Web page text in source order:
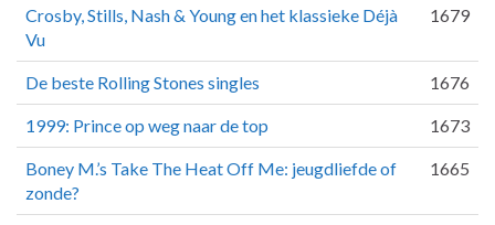
Crosby, Stills, Nash & Young en het klassieke Déjà
Vu
1679
De beste Rolling Stones singles 1676
1999: Prince op weg naar de top 1673
Boney M.’s Take The Heat Off Me: jeugdliefde of
zonde?
1665